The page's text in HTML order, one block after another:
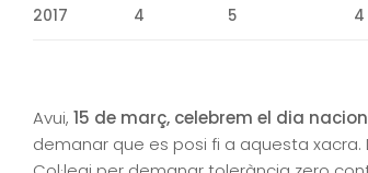
2017 4 5 4
Avui, 15 de març, celebrem el dia
demanar que es posi fi a aquesta